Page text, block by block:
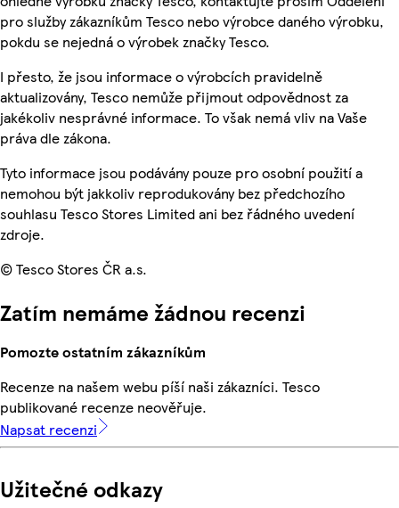
pro služby zákazníkům Tesco nebo výrobce daného výrobku,
pokdu se nejedná o výrobek značky Tesco.
I přesto, že jsou informace o výrobcích pravidelně
aktualizovány, Tesco nemůže přijmout odpovědnost za
jakékoliv nesprávné informace. To však nemá vliv na Vaše
práva dle zákona.
Tyto informace jsou podávány pouze pro osobní použití a
nemohou být jakkoliv reprodukovány bez předchozího
souhlasu Tesco Stores Limited ani bez řádného uvedení
zdroje.
© Tesco Stores ČR a.s.
Zatím nemáme žádnou recenzi
Pomozte ostatním zákazníkům
Recenze na našem webu píší naši zákazníci. Tesco
publikované recenze neověřuje.
Napsat recenzi
Užitečné odkazy